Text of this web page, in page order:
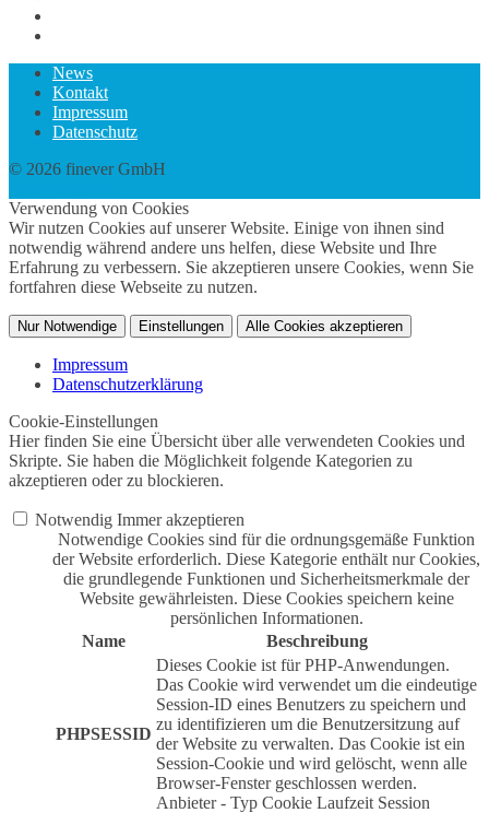
News
Kontakt
Impressum
Datenschutz
© 2026 finever GmbH
Verwendung von Cookies
Wir nutzen Cookies auf unserer Website. Einige von ihnen sind
notwendig während andere uns helfen, diese Website und Ihre
Erfahrung zu verbessern. Sie akzeptieren unsere Cookies, wenn Sie
fortfahren diese Webseite zu nutzen.
Nur Notwendige Einstellungen Alle Cookies akzeptieren
Impressum
Datenschutzerklärung
Cookie-Einstellungen
Hier finden Sie eine Übersicht über alle verwendeten Cookies und
Skripte. Sie haben die Möglichkeit folgende Kategorien zu
akzeptieren oder zu blockieren.
Notwendig Immer akzeptieren
Notwendige Cookies sind für die ordnungsgemäße Funktion
der Website erforderlich. Diese Kategorie enthält nur Cookies,
die grundlegende Funktionen und Sicherheitsmerkmale der
Website gewährleisten. Diese Cookies speichern keine
persönlichen Informationen.
Name
Beschreibung
PHPSESSID
Dieses Cookie ist für PHP-Anwendungen.
Das Cookie wird verwendet um die eindeutige
Session-ID eines Benutzers zu speichern und
zu identifizieren um die Benutzersitzung auf
der Website zu verwalten. Das Cookie ist ein
Session-Cookie und wird gelöscht, wenn alle
Browser-Fenster geschlossen werden.
Anbieter - Typ Cookie Laufzeit Session